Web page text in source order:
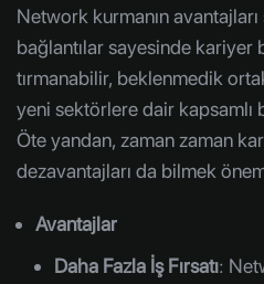
Network kurmanın
bağlantılar sayesinde kariyer
tırmanabilir, beklenmedik
yeni sektörlere dair kapsamlı
Öte yandan, zaman zaman
dezavantajları da bilmek
Avantajlar
Daha Fazla İş Fırsatı: